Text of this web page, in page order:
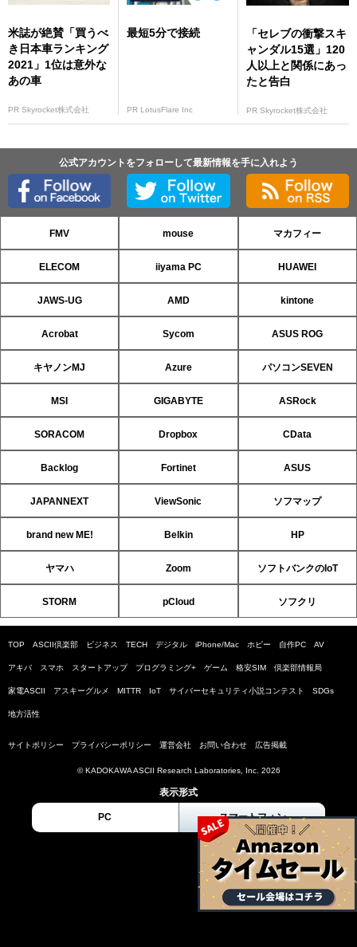
米誌が絶賛「買うべ
き日本車ランキング
2021」1位は意外な
あの車
PR Skyrocket株式会社
最短5分で接続
PR LotusFlare Inc
「セレブの衝撃スキ
ャンダル15選」120
人以上と関係にあっ
たと告白
PR Skyrocket株式会社
公式アカウントをフォローして最新情報を手に入れよう
FMV mouse マカフィー
ELECOM iiyama PC HUAWEI
JAWS-UG AMD kintone
Acrobat Sycom ASUS ROG
キヤノンMJ Azure パソコンSEVEN
MSI GIGABYTE ASRock
SORACOM Dropbox CData
Backlog Fortinet ASUS
JAPANNEXT ViewSonic ソフマップ
brand new ME! Belkin HP
ヤマハ Zoom ソフトバンクのIoT
STORM pCloud ソフクリ
TOP ASCII倶楽部 ビジネス TECH デジタル iPhone/Mac ホビー 自作PC AV
アキバ スマホ スタートアップ プログラミング+ ゲーム 格安SIM 倶楽部情報局
家電ASCII アスキーグルメ MITTR IoT サイバーセキュリティ小説コンテスト SDGs
地方活性
サイトポリシー プライバシーポリシー 運営会社 お問い合わせ 広告掲載
© KADOKAWA ASCII Research Laboratories, Inc. 2026
表示形式
PC スマートフォン